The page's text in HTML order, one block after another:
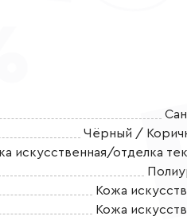
Чёрный /
искусственная/отделка
Кожа
Кожа